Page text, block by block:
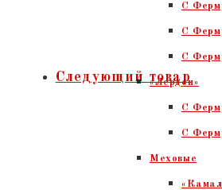
С
С
С
«Лерден»
С
С
Меховые
Следующий товар